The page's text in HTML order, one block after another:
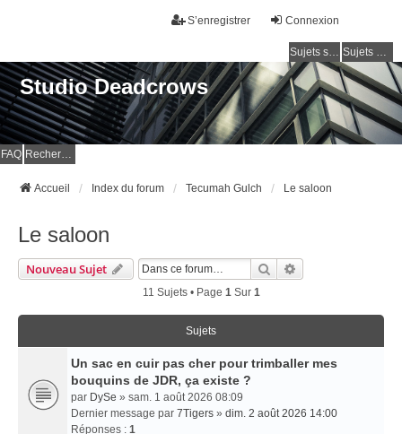
Connexion
S’enregistrer
Sujets sans réponse Sujets actifs
Studio Deadcrows
FAQ Rechercher
Accueil Index du forum Tecumah Gulch Le saloon
Le saloon
Nouveau Sujet Rechercher
11 Sujets • Page 1Sur 1
Sujets
Un sac en cuir pas cher pour trimballer mes
bouquins de JDR, ça existe ?
par DySe » sam. 1 août 2026 08:09
Dernier message par 7Tigers » dim. 2 août 2026 14:00
Réponses : 1